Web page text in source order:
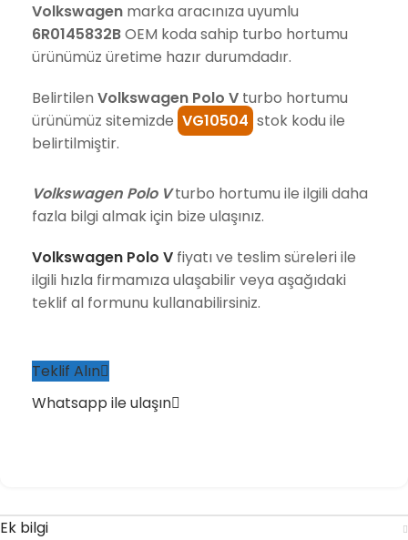
Volkswagen marka aracınıza uyumlu
6R0145832BOEM koda sahip turbo hortumu
ürünümüz üretime hazır durumdadır.
Belirtilen Volkswagen Polo V turbo hortumu
ürünümüz sitemizde VG10504 stok kodu ile
belirtilmiştir.
Volkswagen Polo Vturbo hortumu ile ilgili daha
fazla bilgi almak için bize ulaşınız.
Volkswagen Polo V fiyatı ve teslim süreleri ile
ilgili hızla firmamıza ulaşabilir veya aşağıdaki
teklif al formunu kullanabilirsiniz.
Teklif Alın
Whatsapp ile ulaşın
Ek bilgi